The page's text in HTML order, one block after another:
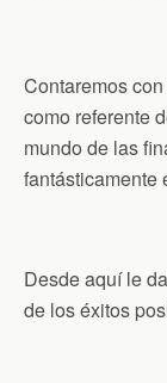
Contaremos con
como referente
mundo de las
fantásticamente
Desde aquí le
de los éxitos